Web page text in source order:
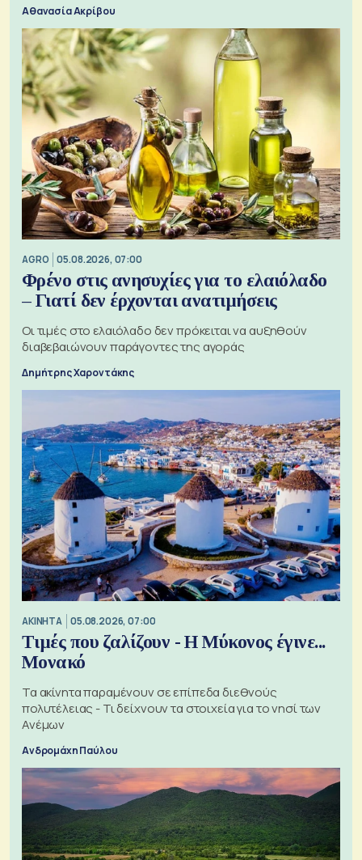
Αθανασία Ακρίβου
AGRO 05.08.2026, 07:00
Φρένο στις ανησυχίες για το ελαιόλαδο
– Γιατί δεν έρχονται ανατιμήσεις
Οι τιμές στο ελαιόλαδο δεν πρόκειται να αυξηθούν
διαβεβαιώνουν παράγοντες της αγοράς
Δημήτρης Χαροντάκης
ΑΚΙΝΗΤΑ 05.08.2026, 07:00
Τιμές που ζαλίζουν - Η Μύκονος έγινε...
Μονακό
Τα ακίνητα παραμένουν σε επίπεδα διεθνούς
πολυτέλειας - Τι δείχνουν τα στοιχεία για το νησί των
Ανέμων
Ανδρομάχη Παύλου